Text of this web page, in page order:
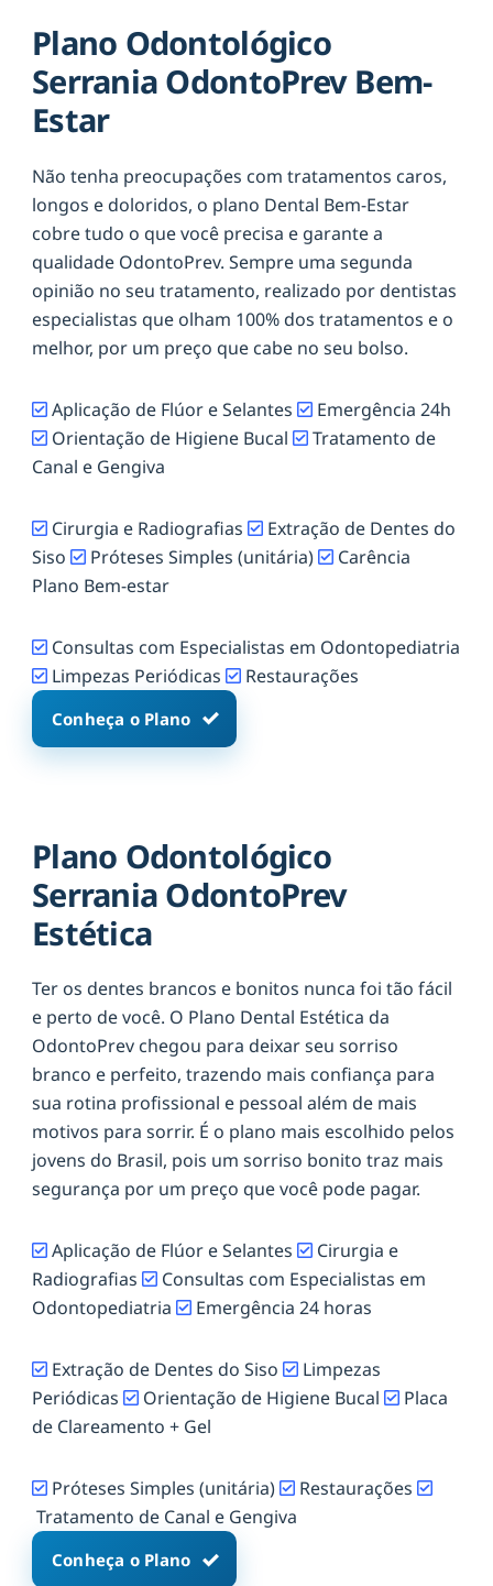
Plano Odontológico
Serrania OdontoPrev Bem-
Estar
Não tenha preocupações com tratamentos caros,
longos e doloridos, o plano Dental Bem-Estar
cobre tudo o que você precisa e garante a
qualidade OdontoPrev. Sempre uma segunda
opinião no seu tratamento, realizado por dentistas
especialistas que olham 100% dos tratamentos e o
melhor, por um preço que cabe no seu bolso.
Aplicação de Flúor e Selantes
Emergência 24h
Orientação de Higiene Bucal
Tratamento de
Canal e Gengiva
Cirurgia e Radiografias
Extração de Dentes do
Siso
Próteses Simples (unitária)
Carência
Plano Bem-estar
Consultas com Especialistas em Odontopediatria
Limpezas Periódicas
Restaurações
Conheça o Plano
Plano Odontológico
Serrania OdontoPrev
Estética
Ter os dentes brancos e bonitos nunca foi tão fácil
e perto de você. O Plano Dental Estética da
OdontoPrev chegou para deixar seu sorriso
branco e perfeito, trazendo mais confiança para
sua rotina profissional e pessoal além de mais
motivos para sorrir. É o plano mais escolhido pelos
jovens do Brasil, pois um sorriso bonito traz mais
segurança por um preço que você pode pagar.
Aplicação de Flúor e Selantes
Cirurgia e
Radiografias
Consultas com Especialistas em
Odontopediatria
Emergência 24 horas
Extração de Dentes do Siso
Limpezas
Periódicas
Orientação de Higiene Bucal
Placa
de Clareamento + Gel
Próteses Simples (unitária)
Restaurações
Tratamento de Canal e Gengiva
Conheça o Plano